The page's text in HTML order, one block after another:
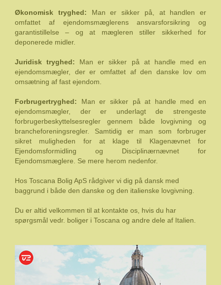
Økonomisk tryghed: Man er sikker på, at handlen er
omfattet af ejendomsmæglerens ansvarsforsikring og
garantistillelse – og at mægleren stiller sikkerhed for
deponerede midler.
Juridisk tryghed: Man er sikker på at handle med en
ejendomsmægler, der er omfattet af den danske lov om
omsætning af fast ejendom.
Forbrugertryghed: Man er sikker på at handle med en
ejendomsmægler, der er underlagt de strengeste
forbrugerbeskyttelsesregler gennem både lovgivning og
brancheforeningsregler. Samtidig er man som forbruger
sikret muligheden for at klage til Klagenævnet for
Ejendomsformidling og Disciplinærnævnet for
Ejendomsmæglere. Se mere herom nedenfor.
Hos Toscana Bolig ApS rådgiver vi dig på dansk med
baggrund i både den danske og den italienske lovgivning.
Du er altid velkommen til at kontakte os, hvis du har
spørgsmål vedr. boliger i Toscana og andre dele af Italien.